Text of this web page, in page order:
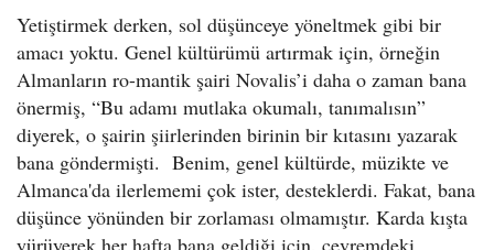
Yetiştirmek derken, sol düşünceye yöneltmek gibi bir
amacı yoktu. Genel kültürümü artırmak için, örneğin
Almanların ro-mantik şairi Novalis’i daha o zaman bana
önermiş, “Bu adamı mutlaka okumalı, tanımalısın”
diyerek, o şairin şiirlerinden birinin bir kıtasını yazarak
bana göndermişti. Benim, genel kültürde, müzikte ve
Almanca'da ilerlememi çok ister, desteklerdi. Fakat, bana
düşünce yönünden bir zorlaması olmamıştır. Karda kışta
yürüyerek her hafta bana geldiği için, çevremdeki